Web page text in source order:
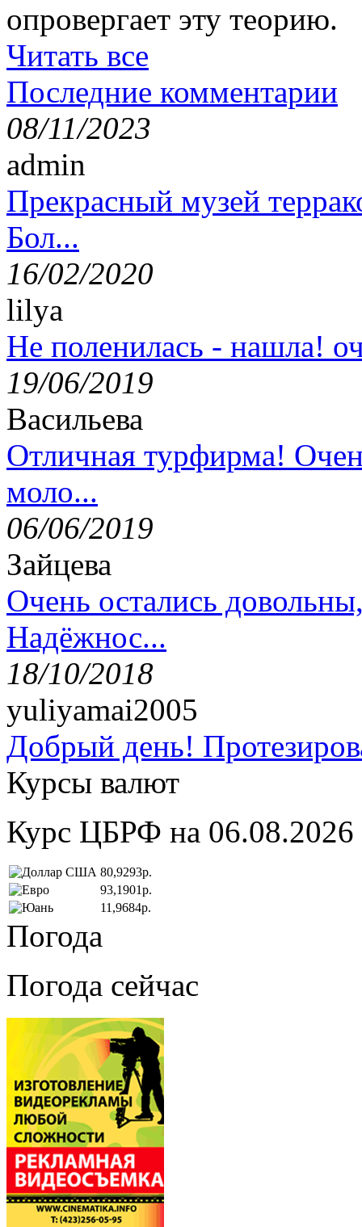
опровергает эту теорию.
Читать все
Последние комментарии
08/11/2023
admin
Прекрасный музей
Бол...
16/02/2020
lilya
Не поленилась - нашла!
19/06/2019
Васильева
Отличная турфирма!
моло...
06/06/2019
Зайцева
Очень остались
Надёжнос...
18/10/2018
yuliyamai2005
Добрый день!
Курсы валют
Курс ЦБРФ на 06.08.2026
80,9293р.
93,1901р.
11,9684р.
Погода
Погода сейчас